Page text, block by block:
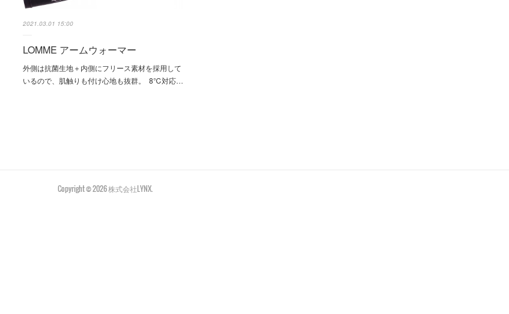
2021.03.01 15:00
LOMME アームウォーマー
外側は抗菌生地＋内側にフリース素材を採用して
いるので、肌触りも付け心地も抜群。 8℃対応…
Copyright ©2026株式会社LYNX.